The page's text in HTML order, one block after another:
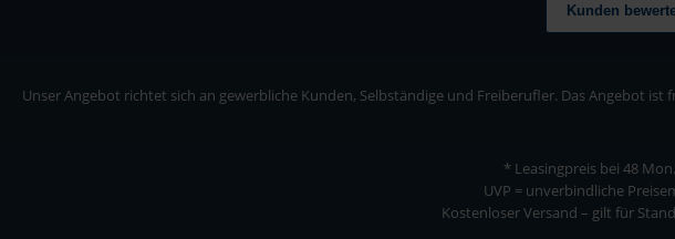
Kunden
Unser Angebot richtet sich an gewerbliche Kunden, Selbständige und Freiberufler. Das Angebot
* Leasingpreis bei 48 Mon.
UVP = unverbindliche
Kostenloser Versand – gilt für